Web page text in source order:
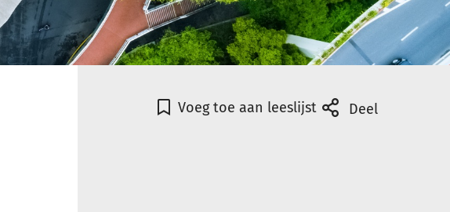
Voeg toe aan leeslijst Deel